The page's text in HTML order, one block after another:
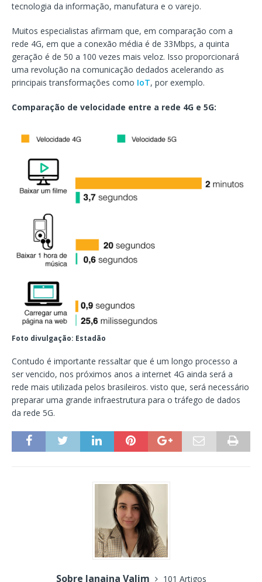
tecnologia da informação, manufatura e o varejo.
Muitos especialistas afirmam que, em comparação com a
rede 4G, em que a conexão média é de 33Mbps, a quinta
geração é de 50 a 100 vezes mais veloz. Isso proporcionará
uma revolução na comunicação dedados acelerando as
principais transformações como IoT, por exemplo.
Comparação de velocidade entre a rede 4G e 5G:
Foto divulgação: Estadão
Contudo é importante ressaltar que é um longo processo a
ser vencido, nos próximos anos a internet 4G ainda será a
rede mais utilizada pelos brasileiros. visto que, será necessário
preparar uma grande infraestrutura para o tráfego de dados
da rede 5G.
Sobre Janaina Valim 101 Artigos